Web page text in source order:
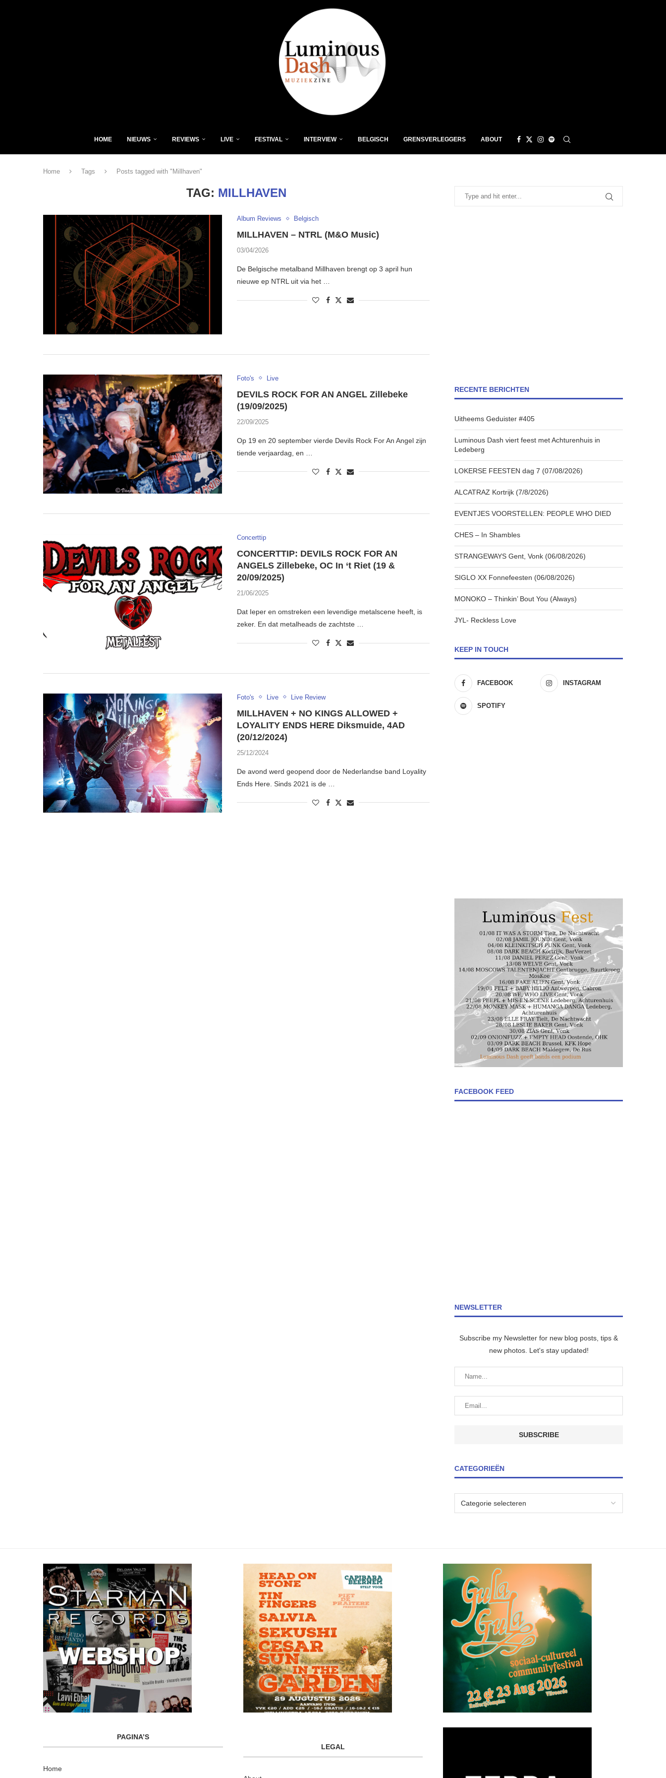
HOME NIEUWS REVIEWS LIVE FESTIVAL INTERVIEW BELGISCH GRENSVERLEGGERS ABOUT
Home Tags Posts tagged with "Millhaven"
TAG: MILLHAVEN
Album Reviews Belgisch
MILLHAVEN – NTRL (M&O Music)
03/04/2026
De Belgische metalband Millhaven brengt op 3 april hun
nieuwe ep NTRL uit via het …
Foto's Live
DEVILS ROCK FOR AN ANGEL Zillebeke
(19/09/2025)
22/09/2025
Op 19 en 20 september vierde Devils Rock For An Angel zijn
tiende verjaardag, en …
Concerttip
CONCERTTIP: DEVILS ROCK FOR AN
ANGELS Zillebeke, OC In ‘t Riet (19 &
20/09/2025)
21/06/2025
Dat Ieper en omstreken een levendige metalscene heeft, is
zeker. En dat metalheads de zachtste …
Foto's Live Live Review
MILLHAVEN + NO KINGS ALLOWED +
LOYALITY ENDS HERE Diksmuide, 4AD
(20/12/2024)
25/12/2024
De avond werd geopend door de Nederlandse band Loyality
Ends Here. Sinds 2021 is de …
RECENTE BERICHTEN
Uitheems Geduister #405
Luminous Dash viert feest met Achturenhuis in
Ledeberg
LOKERSE FEESTEN dag 7 (07/08/2026)
ALCATRAZ Kortrijk (7/8/2026)
EVENTJES VOORSTELLEN: PEOPLE WHO DIED
CHES – In Shambles
STRANGEWAYS Gent, Vonk (06/08/2026)
SIGLO XX Fonnefeesten (06/08/2026)
MONOKO – Thinkin’ Bout You (Always)
JYL- Reckless Love
KEEP IN TOUCH
FACEBOOK INSTAGRAM
SPOTIFY
FACEBOOK FEED
NEWSLETTER
Subscribe my Newsletter for new blog posts, tips &
new photos. Let's stay updated!
CATEGORIEËN
PAGINA’S
Home
LEGAL